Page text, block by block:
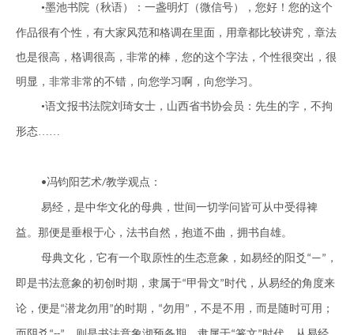
•墨池书 院 （秋语）： 一盏明灯（微信号），您好！您的这个
作品很有个性，有大家风范和格调在里面，用章都比较讲究，章法
也是很高，格调很高，非常的棒，您的这个字法，个性很突出，很
明显，非常非常的不错，向您学习啊，向您学习。
•语文报书法院刘琦女士， 山西省书协会员 ：先生的字， 不拘
形态
•冯钧阳艺术/教学观点：
易经，是中华文化的母典，世间一切学问皆可从中受得裨
益。那便是垂根于心， 法书自然， 抱道不曲，拥书自雄。
母典文化，它有一个取原性的生态意象，如易经的 阳爻 “—” ，
即是书法意象的初创时期，隶属于“甲骨文” 时代，从易经的角度来
论，便是“潜龙勿用 ”的时期， “勿用 ” ，不是不用，而是随时可用；